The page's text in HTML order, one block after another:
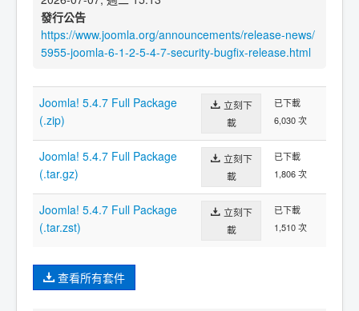
發行公告
https://www.joomla.org/announcements/release-news/
5955-joomla-6-1-2-5-4-7-security-bugfix-release.html
Joomla! 5.4.7 Full Package
(.zip)
立刻下
載
已下載
6,030 次
Joomla! 5.4.7 Full Package
(.tar.gz)
立刻下
載
已下載
1,806 次
Joomla! 5.4.7 Full Package
(.tar.zst)
立刻下
載
已下載
1,510 次
查看所有套件